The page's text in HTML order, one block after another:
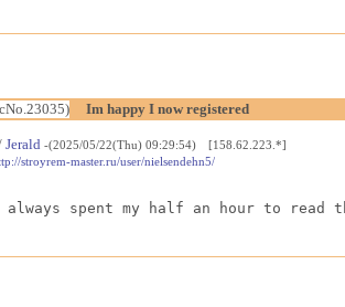
Im happy I now registered
Jerald -(2025/05/22(Thu) 09:29:54) [158.62.223.*]
stroyrem-master.ru/user/nielsendehn5/
always spent my half an hour to